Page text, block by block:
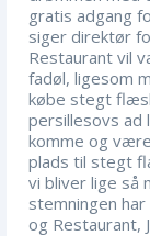
gratis adgang
siger direktør
Restaurant vil
fadøl, ligesom
købe stegt
persillesovs ad
komme og
plads til stegt
vi bliver lige så
stemningen
og Restaurant,